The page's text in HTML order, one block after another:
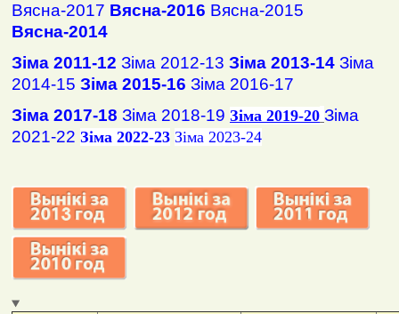
Вясна-2017 Вясна-2016 Вясна-2015
Вясна-2014
Зіма 2011-12 Зіма 2012-13 Зіма 2013-14 Зіма
2014-15 Зіма 2015-16 Зіма 2016-17
Зіма 2017-18 Зіма 2018-19 Зіма 2019-20 Зіма
2021-22 Зіма 2022-23 Зіма 2023-24